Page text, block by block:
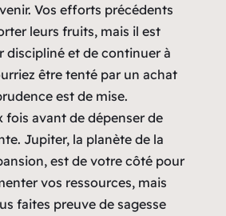
Vos efforts précédents
leurs fruits, mais il est
discipliné et de continuer à
être tenté par un achat
est de mise.
fois avant de dépenser de
Jupiter, la planète de la
est de votre côté pour
vos ressources, mais
faites preuve de sagesse